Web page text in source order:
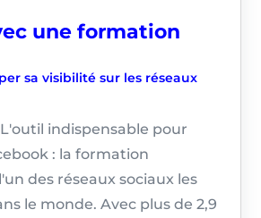
une formation
sa visibilité sur les réseaux
indispensable pour
: la formation
des réseaux sociaux les
le monde. Avec plus de 2,9